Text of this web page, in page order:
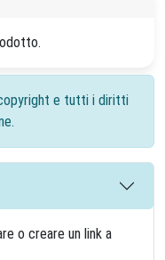
e tutti i diritti
o creare un link a